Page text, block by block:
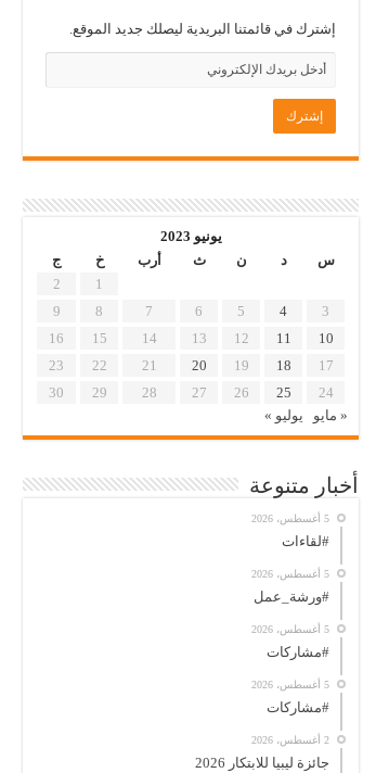
إشترك في قائمتنا البريدية ليصلك جديد الموقع.
يونيو 2023
س
د ن ث أرب خ
ج
1
2
3
4
5
6
7
8
9
10
11
12
13
14
15
16
17
18
19
20
21
22
23
24
25
26
27
28
29
30
« مايو
يوليو »
أخبار متنوعة
5 أغسطس، 2026
#لقاءات
5 أغسطس، 2026
#ورشة_عمل
5 أغسطس، 2026
#مشاركات
5 أغسطس، 2026
#مشاركات
2 أغسطس، 2026
جائزة ليبيا للابتكار 2026